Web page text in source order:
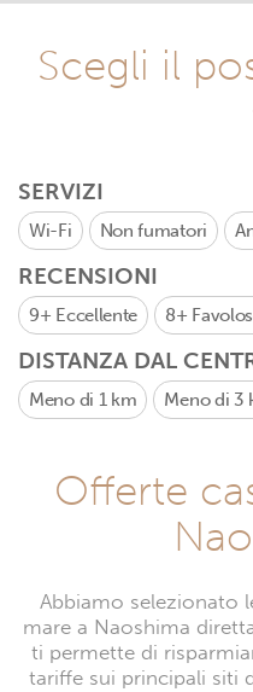
Scegli il
SERVIZI
Wi-Fi Non fumatori
RECENSIONI
9+ Eccellente 8+
DISTANZA DAL
Meno di 1 km Meno di 3
Offerte
Abbiamo selezionato
mare a Naoshima
ti permette di
tariffe sui principali siti